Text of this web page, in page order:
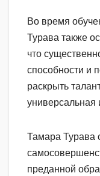
Во время
Турава также
что
способности и
раскрыть
универсальная
Тамара Турава
преданной